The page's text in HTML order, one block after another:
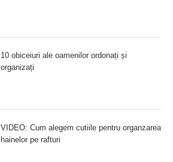
10 obiceiuri ale oamenilor ordonați și
organizați
VIDEO: Cum alegem cutiile pentru organzarea
hainelor pe rafturi